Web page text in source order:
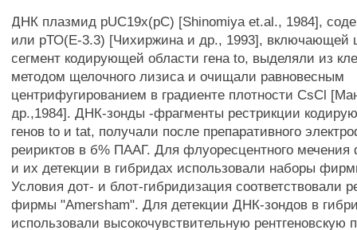
ДНК плазмид pUC19x(pC) [Shinomiya et.al., 1984],
или рТО(Е-3.3) [Чихиржина и др., 1993], включающей
сегмент кодирующей области гена to, выделяли из
методом щелочного лизиса и очищали равновесным
центрифугированием в градиенте плотности CsCl
др.,1984]. ДНК-зонды -фрагменты рестрикции
генов to и tat, получали после препаративного
реириктов в б% ПААГ. Для флуоресцентного мечения
и их детекции в гибридах использовали наборы
Условия дот- и блот-гибридизация соответствовали
фирмы "Amersham". Для детекции ДНК-зондов в
использовали высокочувствительную рентгеновскую